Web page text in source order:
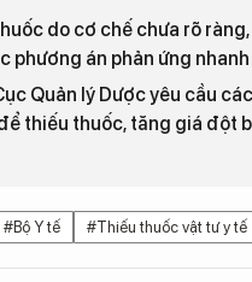
do cơ chế chưa rõ
phương án phản ứng nhanh
Quản lý Dược yêu cầu
thiếu thuốc, tăng giá đột
#Bộ Y tế #Thiếu thuốc vật tư y tế